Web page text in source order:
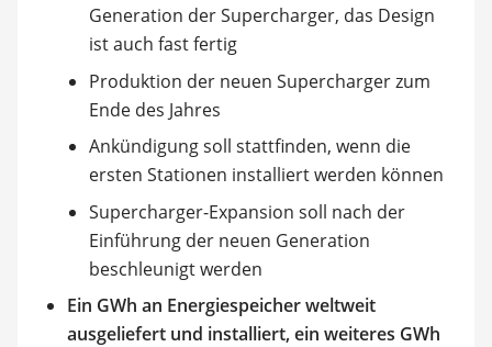
Generation der Supercharger, das Design
ist auch fast fertig
Produktion der neuen Supercharger zum
Ende des Jahres
Ankündigung soll stattfinden, wenn die
ersten Stationen installiert werden können
Supercharger-Expansion soll nach der
Einführung der neuen Generation
beschleunigt werden
Ein GWh an Energiespeicher weltweit
ausgeliefert und installiert, ein weiteres GWh